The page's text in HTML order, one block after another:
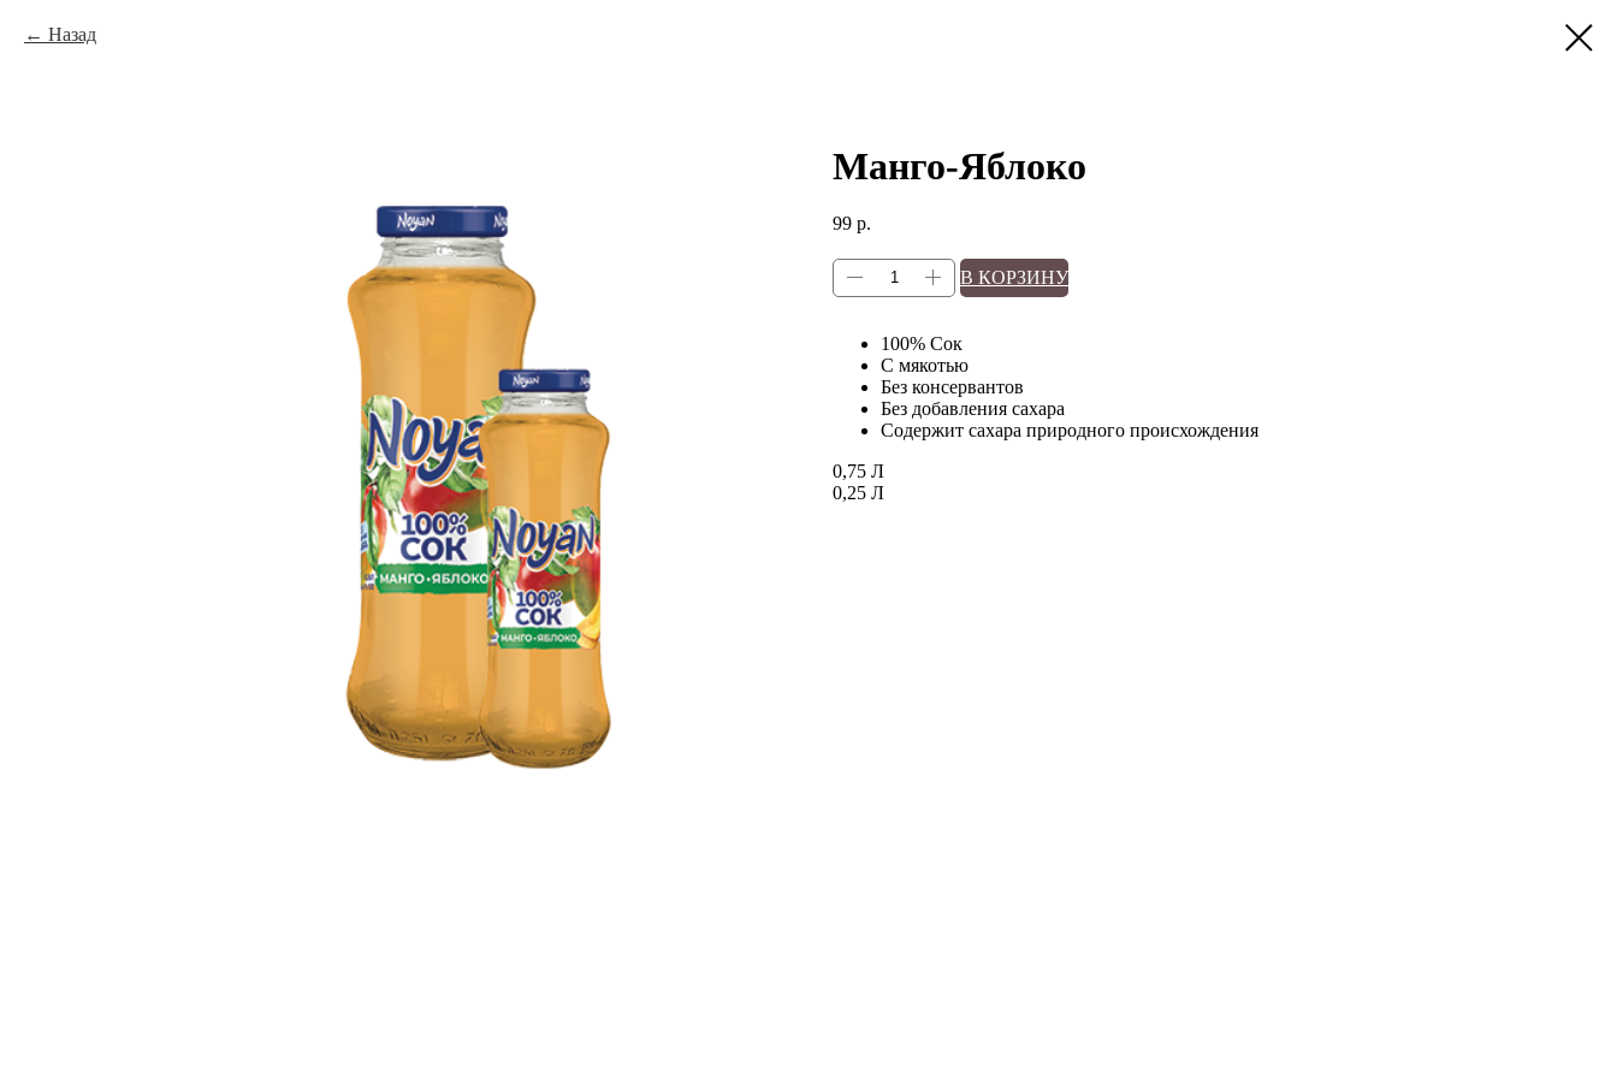
Назад
Манго-Яблоко
99 р.
В КОРЗИНУ
100% Сок
С мякотью
Без консервантов
Без добавления сахара
Содержит сахара природного происхождения
0,75 Л
0,25 Л